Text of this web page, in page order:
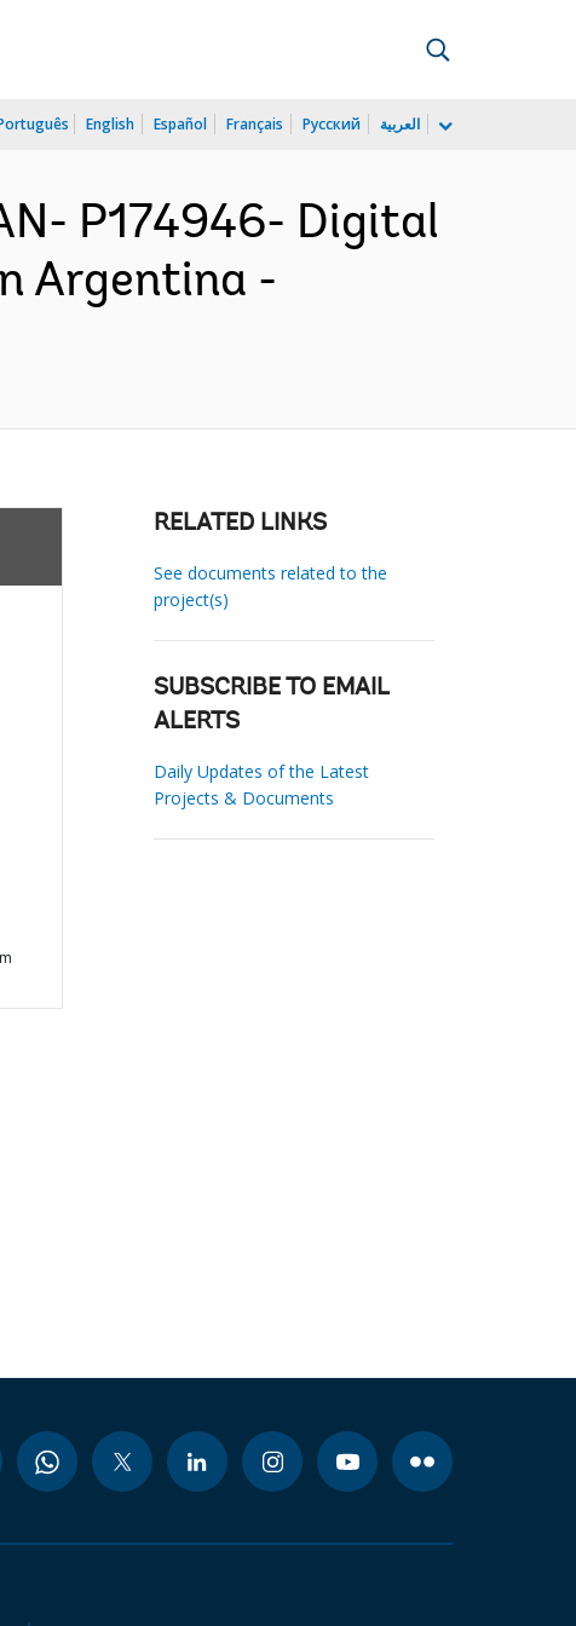
English Español Français Русский العربية
P174946- Digital
Argentina -
RELATED LINKS
See documents related to the
project(s)
SUBSCRIBE TO EMAIL
ALERTS
Daily Updates of the Latest
Projects & Documents